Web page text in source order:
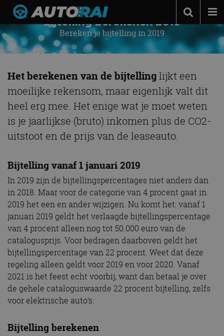
Autonieuws
Podcast
Autotests
Automerken
Adverteren
Contact
Bijtelling berekenen 2019
Bereken je bijtelling in 2019
Het berekenen van de bijtellinglijkt een
moeilijke rekensom, maar eigenlijk valt dit
heel erg mee. Het enige wat je moet weten
is je jaarlijkse (bruto) inkomen plus de CO2-
uitstoot en de prijs van de leaseauto.
Bijtelling vanaf 1 januari 2019
In 2019 zijn de bijtellingspercentages niet anders dan
in 2018. Maar voor de categorie van 4 procent gaat in
2019 het een en ander wijzigen. Nu komt het: vanaf 1
januari 2019 geldt het verlaagde bijtellingspercentage
van 4 procent alleen nog tot 50.000 euro van de
catalogusprijs. Voor bedragen daarboven geldt het
bijtellingspercentage van 22 procent. Weet dat deze
regeling alleen geldt voor 2019 en voor 2020. Vanaf
2021 is het feest echt voorbij, want dan betaal je over
de gehele cataloguswaarde 22 procent bijtelling, zelfs
voor elektrische auto’s.
Bijtelling berekenen